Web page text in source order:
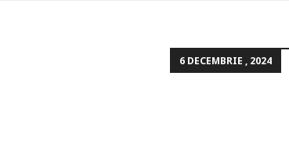
6 DECEMBRIE , 2024